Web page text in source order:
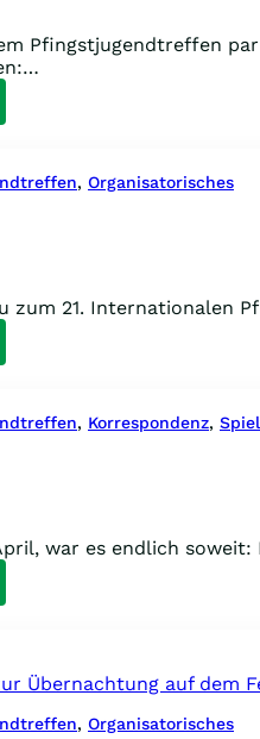
Pfingstjugendtreffen
, Organisatorisches
zum 21. Internationalen
, Korrespondenz,
war es endlich
, Organisatorisches